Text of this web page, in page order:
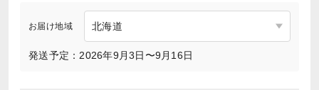
お届け地域
発送予定：2026年9月3日〜9月16日